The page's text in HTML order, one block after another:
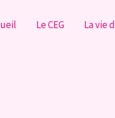
Le CEG La vie